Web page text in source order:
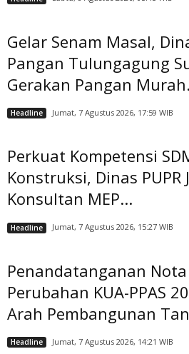
Gelar Senam Masal,
Pangan Tulungagung
Gerakan Pangan
Headline Jumat, 7 Agustus 2026, 17:59 WIB
Perkuat Kompetensi
Konstruksi, Dinas PUPR
Konsultan MEP...
Headline Jumat, 7 Agustus 2026, 15:27 WIB
Penandatanganan
Perubahan KUA-PPAS
Arah Pembangunan
Headline Jumat, 7 Agustus 2026, 14:21 WIB